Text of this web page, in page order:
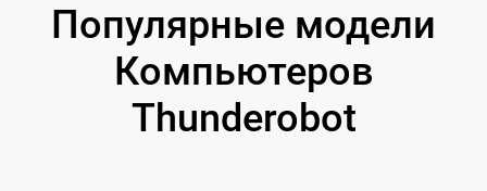
Популярные модели
Компьютеров
Thunderobot